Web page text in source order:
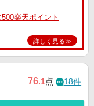
楽天ポイント
詳しく見る≫
76.1点 18件